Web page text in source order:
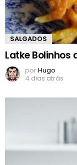
SALGADOS
Latke Bolinhos
porHugo
4 dias atrás